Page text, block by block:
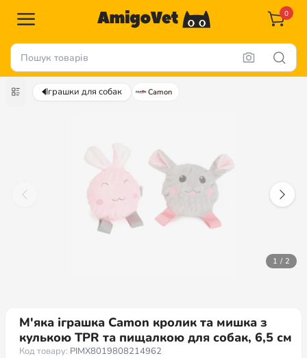
0
Іграшки для собак Camon
1 / 2
М'яка іграшка Camon кролик та мишка з
кулькою TPR та пищалкою для собак, 6,5 см
Код товару: PIMX8019808214962